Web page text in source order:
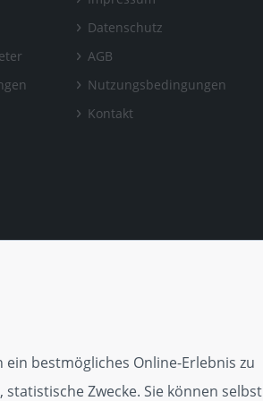
Datenschutz
AGB
Nutzungsbedingungen
Kontakt
bestmögliches Online-Erlebnis zu
Zwecke. Sie können selbst